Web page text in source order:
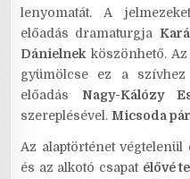
lenyomatát. A
előadás dramaturgja
Dánielnek köszönhető.
gyümölcse ez a
előadásNagy-Kálózy
szereplésével.Micsoda
Az alaptörténet
és az alkotó csapat élővé